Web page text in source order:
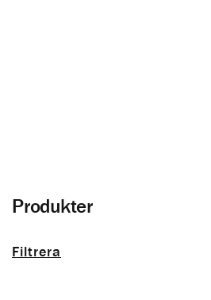
Produkter
Filtrera